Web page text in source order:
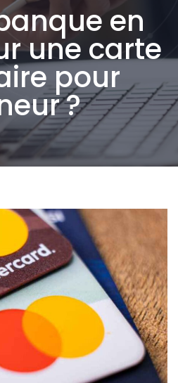
en
une carte
pour
?